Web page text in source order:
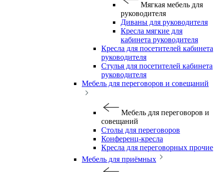
Мягкая мебель для
руководителя
Диваны для руководителя
Кресла мягкие для
кабинета руководителя
Кресла для посетителей кабинета
руководителя
Стулья для посетителей кабинета
руководителя
Мебель для переговоров и совещаний
Мебель для переговоров и
совещаний
Столы для переговоров
Конференц-кресла
Кресла для переговорных прочие
Мебель для приёмных